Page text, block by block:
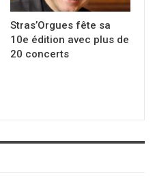
Stras’Orgues fête sa
10e édition avec plus de
20 concerts